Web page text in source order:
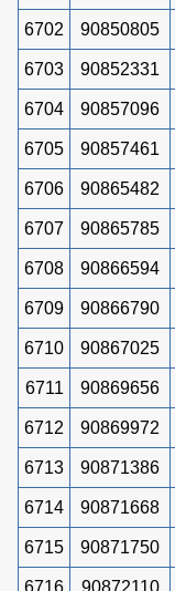
6702 90850805
6703 90852331
6704 90857096
6705 90857461
6706 90865482
6707 90865785
6708 90866594
6709 90866790
6710 90867025
6711 90869656
6712 90869972
6713 90871386
6714 90871668
6715 90871750
6716 90872110